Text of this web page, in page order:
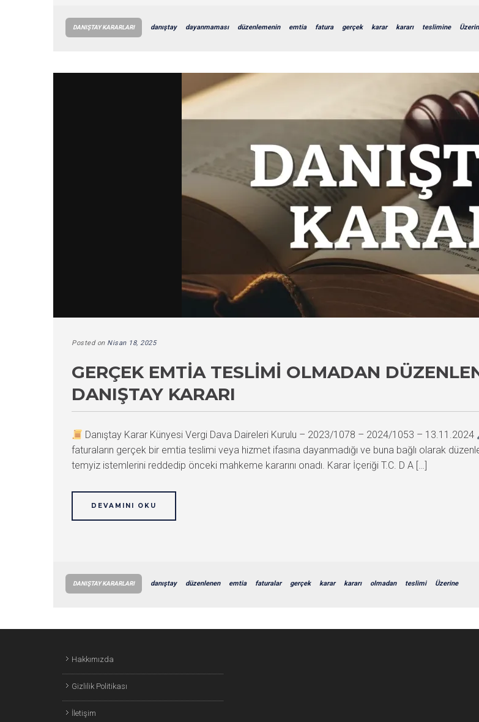
DANIŞTAY KARARLARI danıştay dayanmaması düzenlemenin emtia fatura gerçek karar kararı teslimine
Posted on Nisan 18, 2025
GERÇEK EMTIA TESLIMI OLMADAN
DANIŞTAY KARARI
Danıştay Karar Künyesi Vergi Dava Daireleri Kurulu – 2023/1078 – 2024/1053 – 13.11.2024
faturaların gerçek bir emtia teslimi veya hizmet ifasına dayanmadığı ve buna bağlı olarak
temyiz istemlerini reddedip önceki mahkeme kararını onadı. Karar İçeriği T.C. D A […]
DEVAMINI OKU
DANIŞTAY KARARLARI danıştay düzenlenen emtia faturalar gerçek karar kararı olmadan teslimi Üzerine
Hakkımızda
Gizlilik Politikası
İletişim